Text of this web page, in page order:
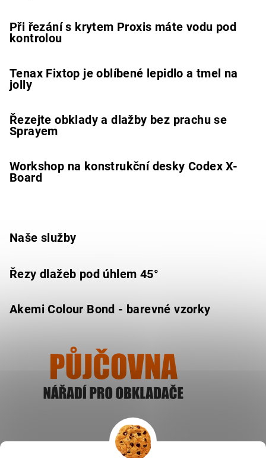
Při řezání s krytem Proxis máte vodu pod
kontrolou
Tenax Fixtop je oblíbené lepidlo a tmel na
jolly
Řezejte obklady a dlažby bez prachu se
Sprayem
Workshop na konstrukční desky Codex X-
Board
Naše služby
Řezy dlažeb pod úhlem 45°
Akemi Colour Bond - barevné vzorky
Ukázat